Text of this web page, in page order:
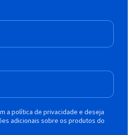
a política de privacidade e deseja
adicionais sobre os produtos do